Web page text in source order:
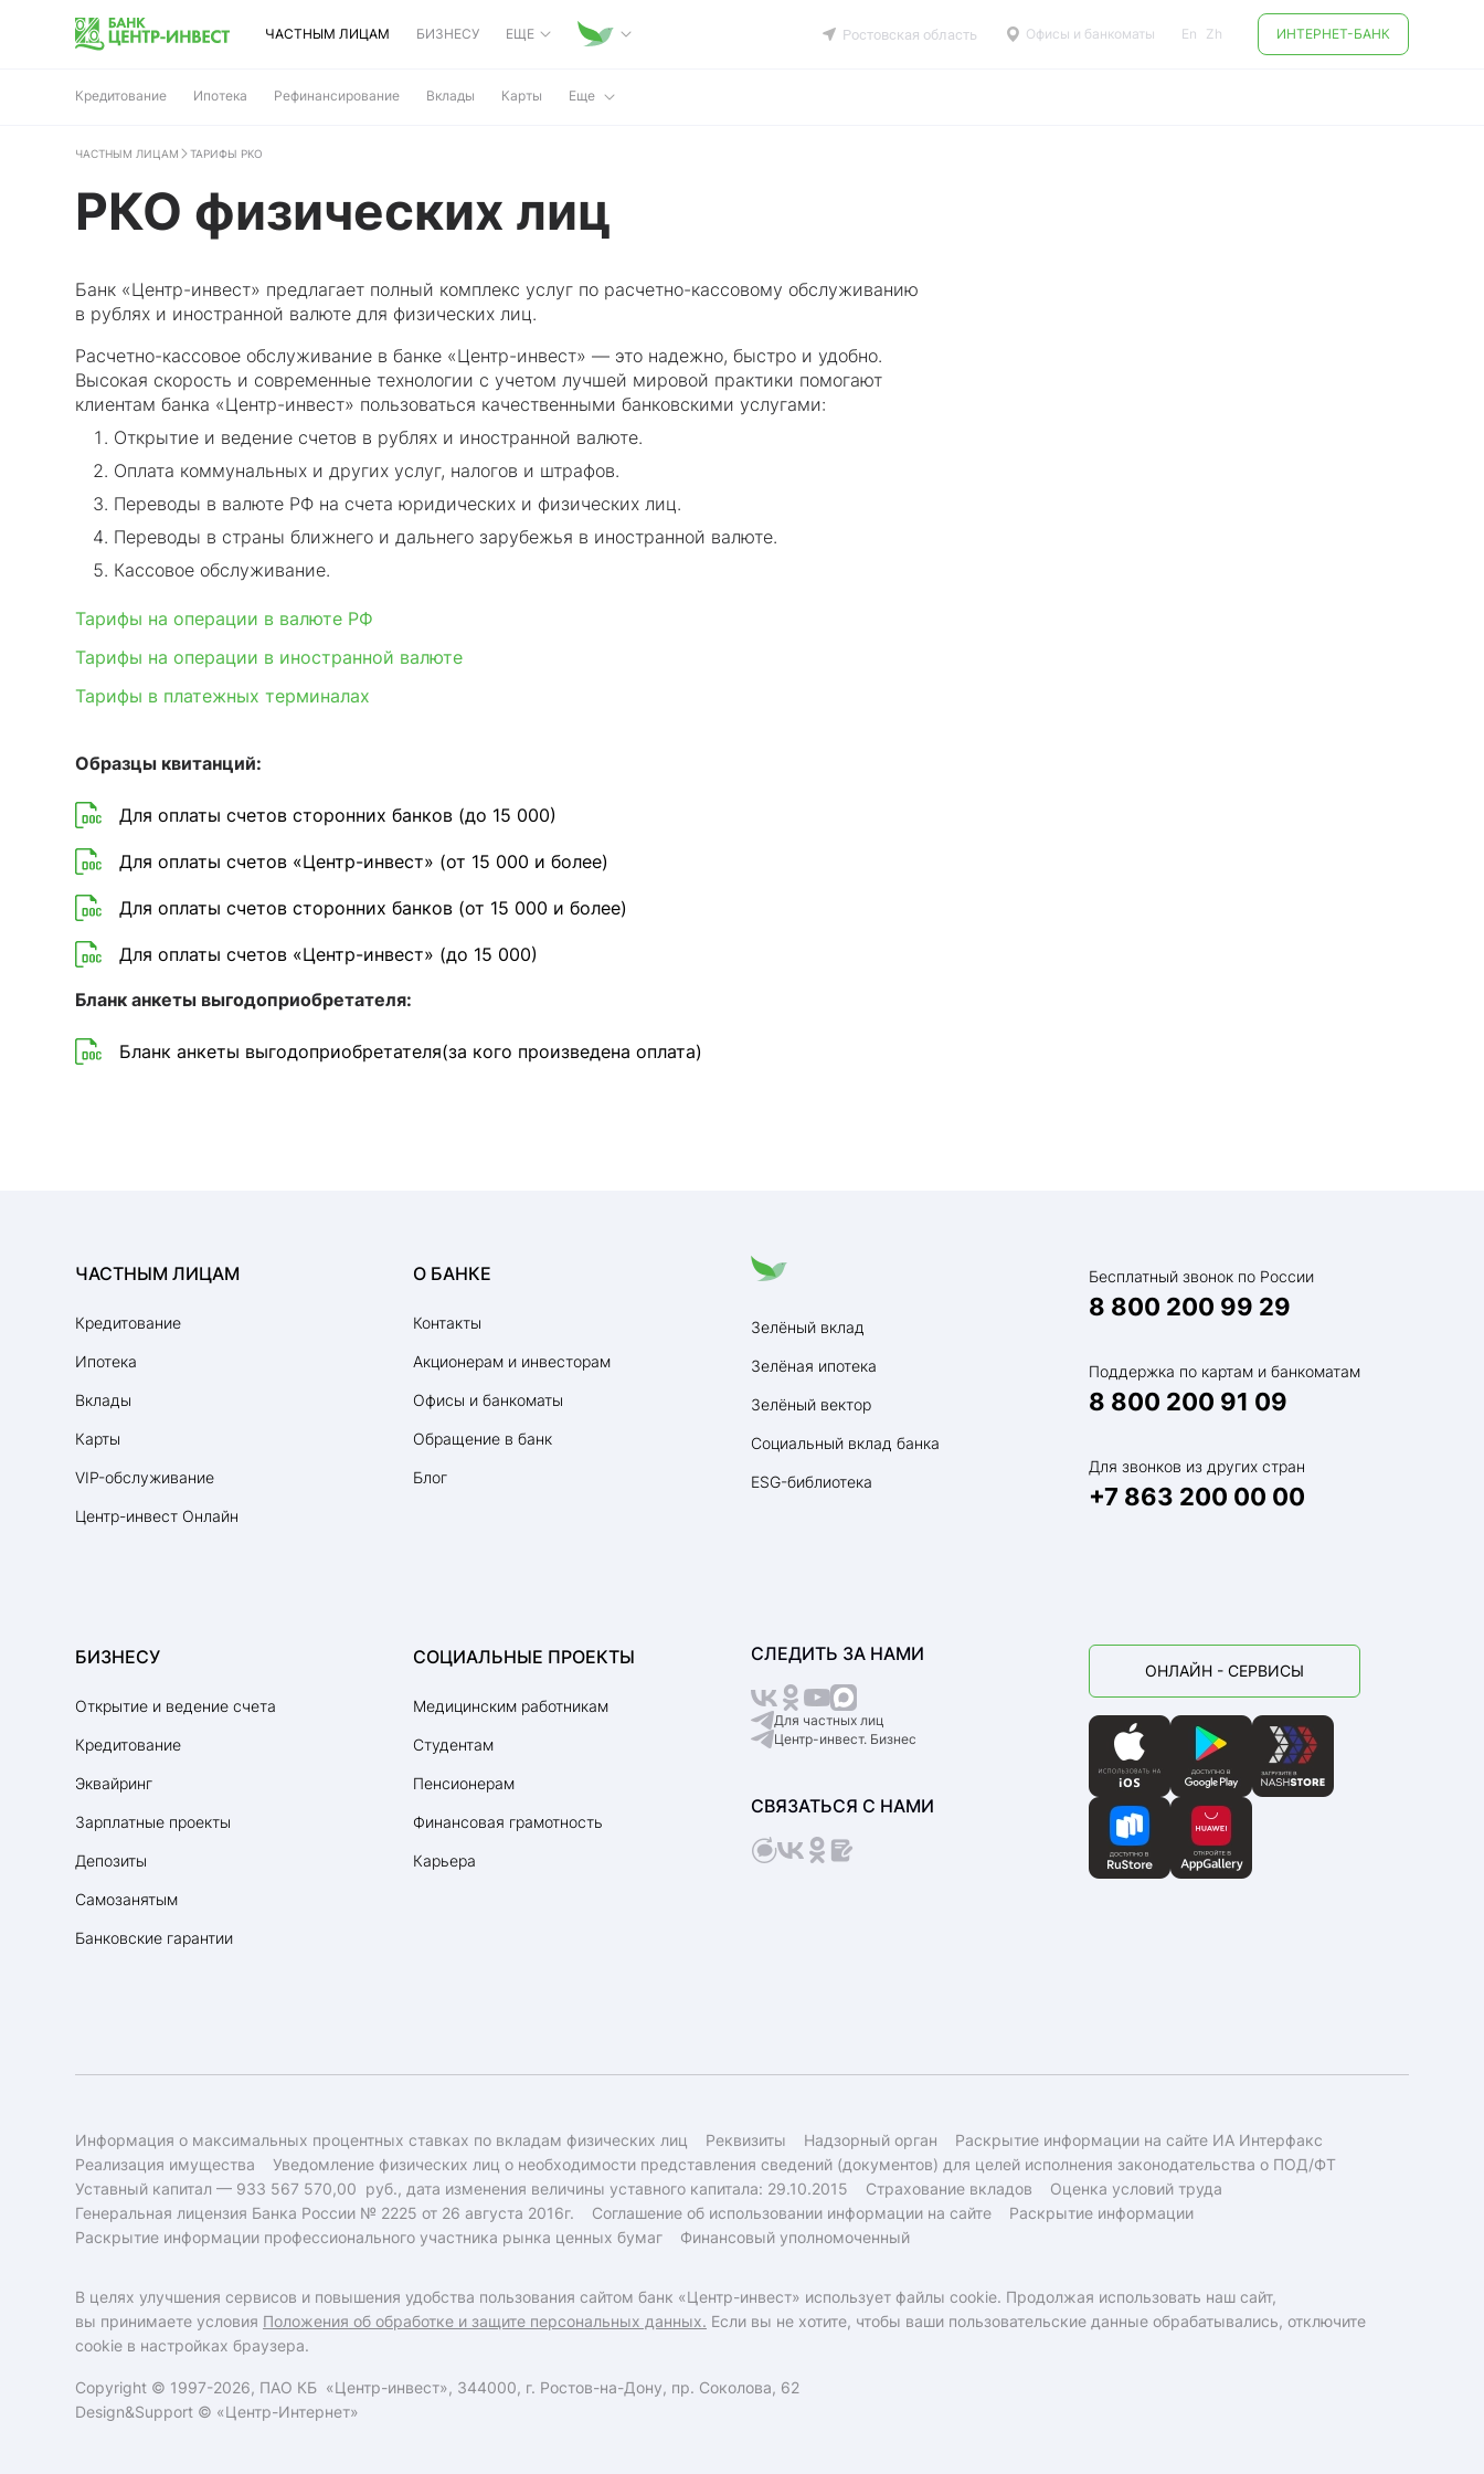
ЧАСТНЫМ ЛИЦАМ БИЗНЕСУ ЕЩЕ Ростовская область Офисы и банкоматы En Zh ИНТЕРНЕТ-БАНК
Кредитование Ипотека Рефинансирование Вклады Карты Еще
ЧАСТНЫМ ЛИЦАМ ТАРИФЫ РКО
РКО физических лиц
Банк «Центр-инвест» предлагает полный комплекс услуг по расчетно-кассовому обслуживанию
в рублях и иностранной валюте для физических лиц.
Расчетно-кассовое обслуживание в банке «Центр-инвест» — это надежно, быстро и удобно.
Высокая скорость и современные технологии с учетом лучшей мировой практики помогают
клиентам банка «Центр-инвест» пользоваться качественными банковскими услугами:
Открытие и ведение счетов в рублях и иностранной валюте.
Оплата коммунальных и других услуг, налогов и штрафов.
Переводы в валюте РФ на счета юридических и физических лиц.
Переводы в страны ближнего и дальнего зарубежья в иностранной валюте.
Кассовое обслуживание.
Тарифы на операции в валюте РФ
Тарифы на операции в иностранной валюте
Тарифы в платежных терминалах
Образцы квитанций:
Для оплаты счетов сторонних банков (до 15 000)
Для оплаты счетов «Центр-инвест» (от 15 000 и более)
Для оплаты счетов сторонних банков (от 15 000 и более)
Для оплаты счетов «Центр-инвест» (до 15 000)
Бланк анкеты выгодоприобретателя:
Бланк анкеты выгодоприобретателя(за кого произведена оплата)
ЧАСТНЫМ ЛИЦАМ
Кредитование
Ипотека
Вклады
Карты
VIP-обслуживание
Центр-инвест Онлайн
БИЗНЕСУ
Открытие и ведение счета
Кредитование
Эквайринг
Зарплатные проекты
Депозиты
Самозанятым
Банковские гарантии
О БАНКЕ
Контакты
Акционерам и инвесторам
Офисы и банкоматы
Обращение в банк
Блог
СОЦИАЛЬНЫЕ ПРОЕКТЫ
Медицинским работникам
Студентам
Пенсионерам
Финансовая грамотность
Карьера
Зелёный вклад
Зелёная ипотека
Зелёный вектор
Социальный вклад банка
ESG-библиотека
СЛЕДИТЬ ЗА НАМИ
Для частных лиц
Центр-инвест. Бизнес
СВЯЗАТЬСЯ С НАМИ
Бесплатный звонок по России
8 800 200 99 29
Поддержка по картам и банкоматам
8 800 200 91 09
Для звонков из других стран
+7 863 200 00 00
ОНЛАЙН - СЕРВИСЫ
Информация о максимальных процентных ставках по вкладам физических лиц Реквизиты Надзорный орган
Раскрытие информации на сайте ИА Интерфакс
Реализация имущества
Уведомление физических лиц о необходимости представления сведений (документов) для целей исполнения законодательства о ПОД/ФТ
Уставный капитал — 933 567 570,00 руб., дата изменения величины уставного капитала: 29.10.2015
Страхование вкладов
Оценка условий труда
Генеральная лицензия Банка России № 2225 от 26 августа 2016г.
Соглашение об использовании информации на сайте
Раскрытие информации
Раскрытие информации профессионального участника рынка ценных бумаг
Финансовый уполномоченный
В целях улучшения сервисов и повышения удобства пользования сайтом банк «Центр-инвест» использует файлы cookie. Продолжая использовать наш сайт,
вы принимаете условия Положения об обработке и защите персональных данных. Если вы не хотите, чтобы ваши пользовательские данные обрабатывались, отключите
cookie в настройках браузера.
Copyright © 1997-2026, ПАО КБ «Центр-инвест», 344000, г. Ростов-на-Дону, пр. Соколова, 62
Design&Support © «Центр-Интернет»